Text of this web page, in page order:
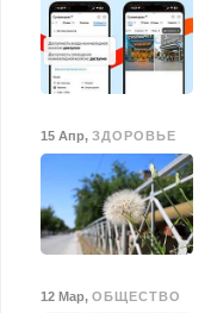
15 Апр, ЗДОРОВЬЕ
12 Мар, ОБЩЕСТВО